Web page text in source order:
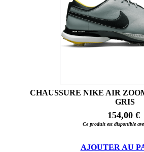
CHAUSSURE NIKE AIR
GRIS
154,00 €
Ce produit est disponible
AJOUTER AU